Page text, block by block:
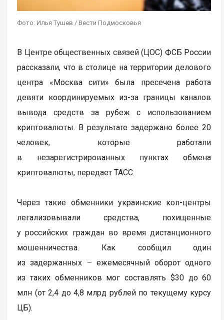
Фото: Илья Тушев / Вести Подмосковья
В Центре общественных связей (ЦОС) ФСБ России
рассказали, что в столице на территории делового
центра «Москва сити» была пресечена работа
девяти координируемых из-за границы каналов
вывода средств за рубеж с использованием
криптовалюты. В результате задержано более 20
человек, которые работали
в незарегистрированных пунктах обмена
криптовалюты, передает ТАСС.
Через такие обменники украинские кол-центры
легализовывали средства, похищенные
у российских граждан во время дистанционного
мошенничества. Как сообщил один
из задержанных – ежемесячный оборот одного
из таких обменников мог составлять $30 до 60
млн (от 2,4 до 4,8 млрд рублей по текущему курсу
ЦБ).